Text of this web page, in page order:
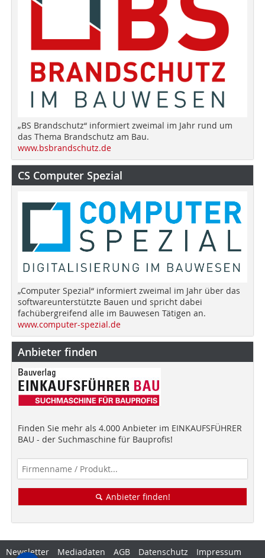
„BS Brandschutz“ informiert zweimal im Jahr rund um
das Thema Brandschutz am Bau.
www.bsbrandschutz.de
CS Computer Spezial
„Computer Spezial“ informiert zweimal im Jahr über das
softwareunterstützte Bauen und spricht dabei
fachübergreifend alle im Bauwesen Tätigen an.
www.computer-spezial.de
Anbieter finden
Finden Sie mehr als 4.000 Anbieter im EINKAUFSFÜHRER
BAU - der Suchmaschine für Bauprofis!
Anbieter finden!
Newsletter Mediadaten AGB Datenschutz
Impressum